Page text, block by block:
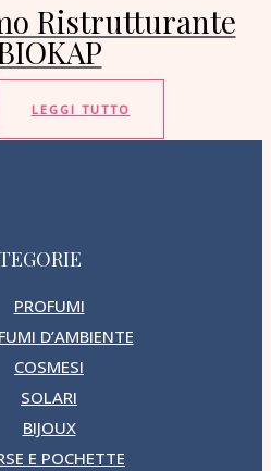
Ristrutturante
LEGGI TUTTO
PROFUMI
D’AMBIENTE
COSMESI
SOLARI
BIJOUX
E POCHETTE